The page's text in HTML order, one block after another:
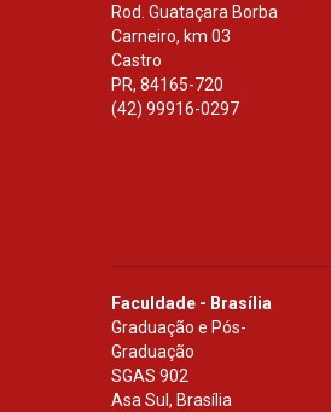
Rod. Guataçara Borba
Carneiro, km 03
Castro
PR, 84165-720
(42) 99916-0297
Faculdade - Brasília
Graduação e Pós-
Graduação
SGAS 902
Asa Sul, Brasília